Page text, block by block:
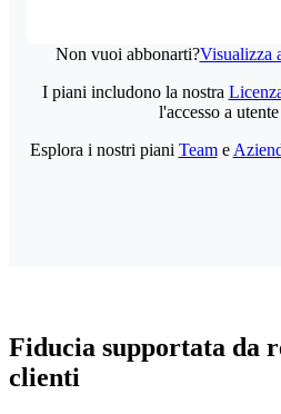
Non vuoi abbonarti?Visualizza
I piani includono la nostra
l'accesso a
Esplora i nostri piani Teame
Fiducia supportata da
clienti